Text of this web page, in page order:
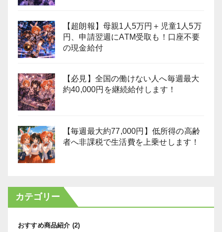
【超朗報】母親1人5万円＋児童1人5万
円、申請翌週にATM受取も！口座不要
の現金給付
【必見】全国の働けない人へ毎週最大
約40,000円を継続給付します！
【毎週最大約77,000円】低所得の高齢
者へ非課税で生活費を上乗せします！
カテゴリー
おすすめ商品紹介 (2)